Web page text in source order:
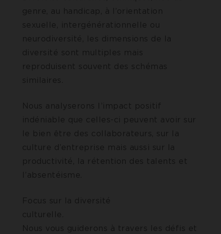
genre, au handicap, à l’orientation
sexuelle, intergénérationnelle ou
neurodiversité, les dimensions de la
diversité sont multiples mais
reproduisent souvent des schémas
similaires.
Nous analyserons l’impact positif
indéniable que celles-ci peuvent avoir sur
le bien être des collaborateurs, sur la
culture d’entreprise mais aussi sur la
productivité, la rétention des talents et
l’absentéisme.
Focus sur la diversité
Nous vous guiderons à travers les défis et